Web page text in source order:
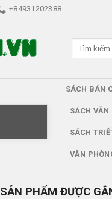
+84931202388
SÁCH BÁN
SÁCH VĂN
SÁCH
VĂN
SẢN PHẨM ĐƯỢC